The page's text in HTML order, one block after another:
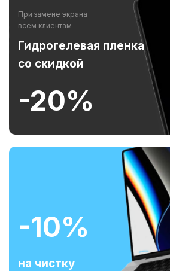
При замене экрана
всем клиентам
Гидрогелевая пленка
со скидкой
-20%
-10%
на чистку